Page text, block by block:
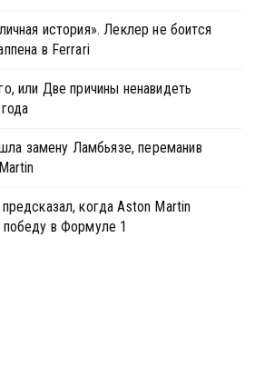
история». Леклер не боится
в Ferrari
или Две причины ненавидеть
замену Ламбьязе, переманив
когда Aston Martin
в Формуле 1